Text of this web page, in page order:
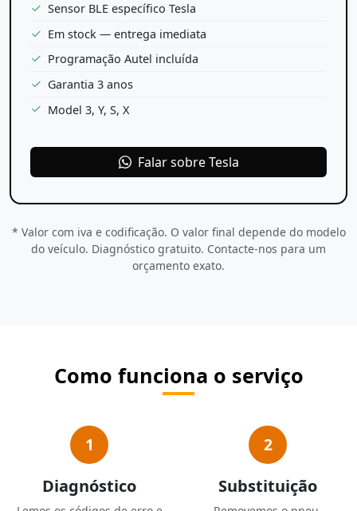
Sensor BLE específico Tesla
Em stock — entrega imediata
Programação Autel incluída
Garantia 3 anos
Model 3, Y, S, X
Falar sobre Tesla
* Valor com iva e codificação. O valor final depende do modelo
do veículo. Diagnóstico gratuito. Contacte-nos para um
orçamento exato.
Como funciona o serviço
1
Diagnóstico
2
Substituição